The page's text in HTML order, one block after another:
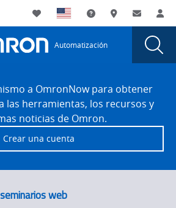
Utility
Navigation
My List Soporte DóndeContacto
Automatización
a OmronNow para obtener
las herramientas, los recursos y
noticias de Omron.
Crear una cuenta
web